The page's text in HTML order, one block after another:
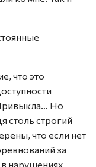
что это
Но
столь строгий
что если нет
за
нарушениях